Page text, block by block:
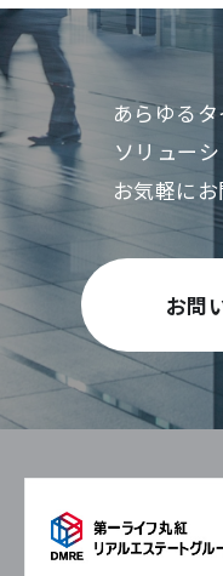
あらゆる
ソリュー
お気軽に
お問